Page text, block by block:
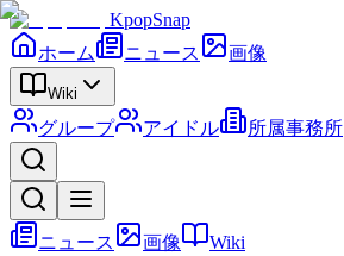
KpopSnap
ホーム
ニュース 画像
Wiki
グループ アイドル 所属事務所
ニュース 画像
Wiki